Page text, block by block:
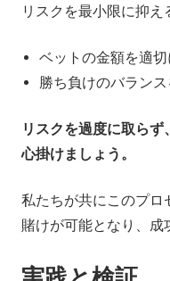
リスクを最小限に抑え
ベットの金額を適
勝ち負けのバラン
リスクを過度に取ら
心掛けましょう。
私たちが共にこのプロ
賭けが可能となり、成